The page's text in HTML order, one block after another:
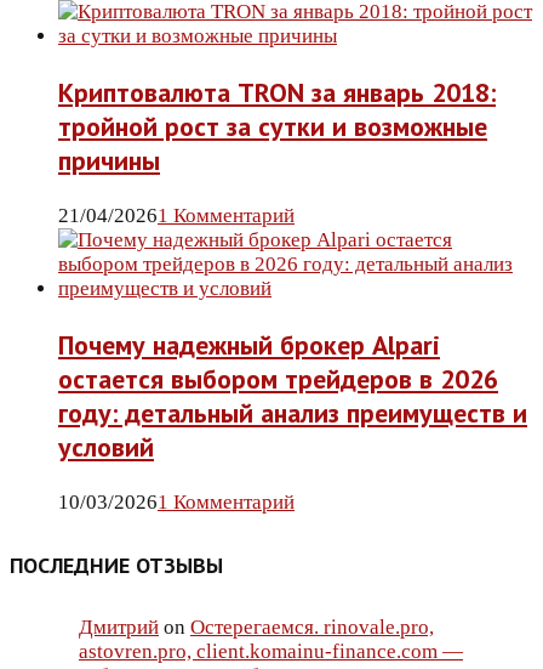
Криптовалюта TRON за январь 2018:
тройной рост за сутки и возможные
причины
21/04/20261 Комментарий
Почему надежный брокер Alpari
остается выбором трейдеров в 2026
году: детальный анализ преимуществ и
условий
10/03/20261 Комментарий
ПОСЛЕДНИЕ ОТЗЫВЫ
Дмитрий on Остерегаемся. rinovale.pro,
astovren.pro, client.komainu-finance.com —